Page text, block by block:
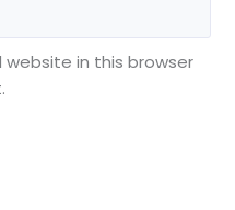
website in this browser